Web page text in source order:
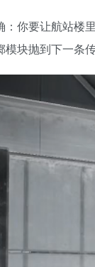
：你要让航站楼
模块抛到下一条